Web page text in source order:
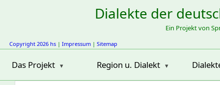
Dialekte der
Ein Projekt von
Copyright 2026 hs | Impressum | Sitemap
Das Projekt Region u. Dialekt